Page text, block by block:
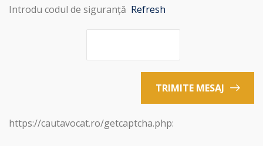
Introdu codul de siguranță Refresh
TRIMITE MESAJ
https://cautavocat.ro/getcaptcha.php: